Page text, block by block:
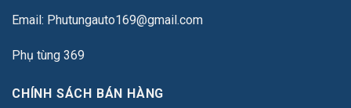
Email: Phutungauto169@gmail.com
Phụ tùng 369
CHÍNH SÁCH BÁN HÀNG